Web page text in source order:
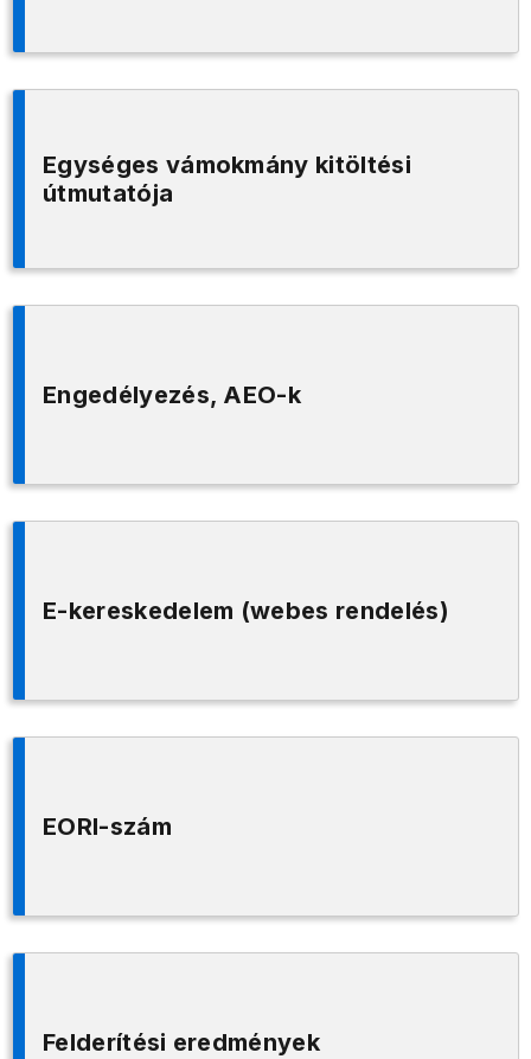
Egységes vámokmány kitöltési
útmutatója
Engedélyezés, AEO-k
E-kereskedelem (webes rendelés)
EORI-szám
Felderítési eredmények